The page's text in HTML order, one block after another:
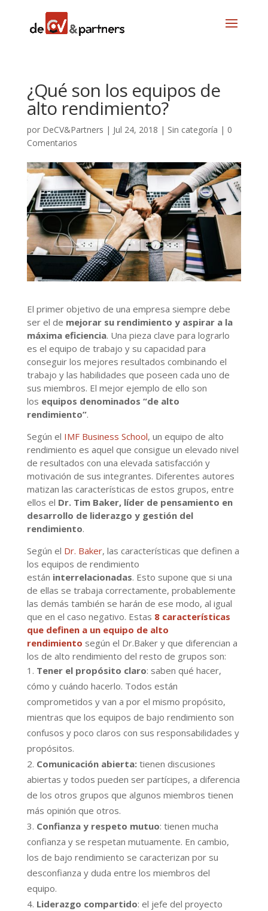
¿Qué son los equipos de
alto rendimiento?
por DeCV&Partners | Jul 24, 2018 | Sin categoría | 0
Comentarios
El primer objetivo de una empresa siempre debe
ser el de mejorar su rendimiento y aspirar a la
máxima eficiencia. Una pieza clave para lograrlo
es el equipo de trabajo y su capacidad para
conseguir los mejores resultados combinando el
trabajo y las habilidades que poseen cada uno de
sus miembros. El mejor ejemplo de ello son
los equipos denominados “de alto
rendimiento”.
Según el IMF Business School, un equipo de alto
rendimiento es aquel que consigue un elevado nivel
de resultados con una elevada satisfacción y
motivación de sus integrantes. Diferentes autores
matizan las características de estos grupos, entre
ellos el Dr. Tim Baker, líder de pensamiento en
desarrollo de liderazgo y gestión del
rendimiento.
Según el Dr. Baker, las características que definen a
los equipos de rendimiento
están interrelacionadas. Esto supone que si una
de ellas se trabaja correctamente, probablemente
las demás también se harán de ese modo, al igual
que en el caso negativo. Estas 8 características
que definen a un equipo de alto
rendimiento según el Dr.Baker y que diferencian a
los de alto rendimiento del resto de grupos son:
Tener el propósito claro: saben qué hacer,
cómo y cuándo hacerlo. Todos están
comprometidos y van a por el mismo propósito,
mientras que los equipos de bajo rendimiento son
confusos y poco claros con sus responsabilidades y
propósitos.
Comunicación abierta:tienen discusiones
abiertas y todos pueden ser partícipes, a diferencia
de los otros grupos que algunos miembros tienen
más opinión que otros.
Confianza y respeto mutuo: tienen mucha
confianza y se respetan mutuamente. En cambio,
los de bajo rendimiento se caracterizan por su
desconfianza y duda entre los miembros del
equipo.
Liderazgo compartido: el jefe del proyecto